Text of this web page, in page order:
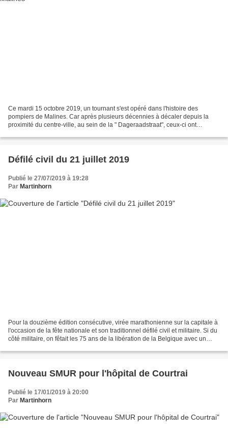
Ce mardi 15 octobre 2019, un tournant s'est opéré dans l'histoire des
pompiers de Malines. Car après plusieurs décennies à décaler depuis la
proximité du centre-ville, au sein de la " Dageraadstraat", ceux-ci ont
Défilé civil du 21 juillet 2019
Publié le 27/07/2019 à 19:28
Par Martinhorn
Pour la douzième édition consécutive, virée marathonienne sur la capitale à
l'occasion de la fête nationale et son traditionnel défilé civil et militaire. Si du
côté militaire, on fêtait les 75 ans de la libération de la Belgique avec un
Nouveau SMUR pour l'hôpital de Courtrai
Publié le 17/01/2019 à 20:00
Par Martinhorn